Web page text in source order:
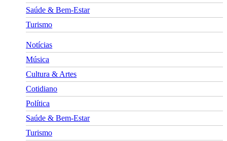
Saúde & Bem-Estar
Turismo
Notícias
Música
Cultura & Artes
Cotidiano
Política
Saúde & Bem-Estar
Turismo